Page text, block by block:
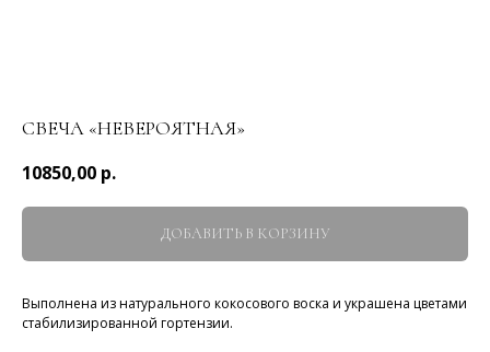
СВЕЧА «НЕВЕРОЯТНАЯ»
10850,00 р.
ДОБАВИТЬ В КОРЗИНУ
Выполнена из натурального кокосового воска и украшена цветами
стабилизированной гортензии.